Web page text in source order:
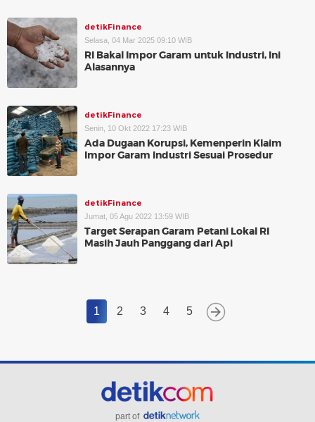
detikFinance
Selasa, 04 Mar 2025 09:10 WIB
RI Bakal Impor Garam untuk Industri, Ini
Alasannya
detikFinance
Senin, 10 Okt 2022 17:23 WIB
Ada Dugaan Korupsi, Kemenperin Klaim
Impor Garam Industri Sesuai Prosedur
detikFinance
Jumat, 05 Agu 2022 13:59 WIB
Target Serapan Garam Petani Lokal RI
Masih Jauh Panggang dari Api
1 2 3 4 5
part of